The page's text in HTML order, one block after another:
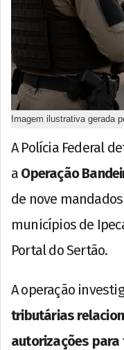
Imagem ilustrativa gerada
A Polícia Federal
a Operação
de nove
municípios de
Portal do Sertão.
A operação
tributárias
autorizações para